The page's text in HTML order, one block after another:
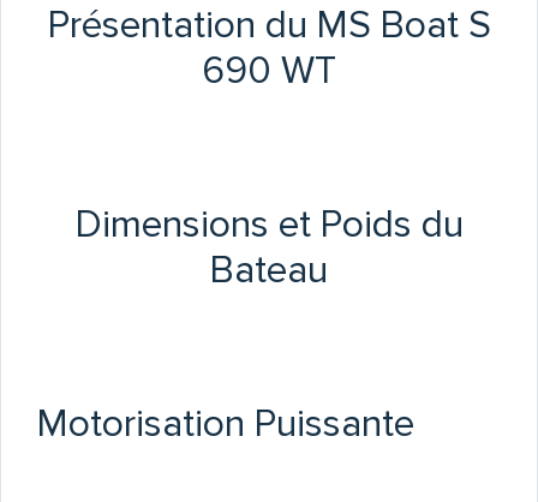
Présentation du MS Boat S
690 WT
Dimensions et Poids du
Bateau
Motorisation Puissante